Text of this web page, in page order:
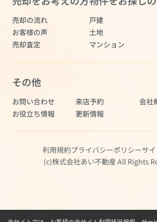
売却の流れ
お客様の声
売却査定
戸建
土地
マンション
その他
お問い合わせ 来店予約
会社
お役立ち情報
更新情報
利用規約プライバシーポリシーサ
(c)株式会社あい不動産 All Rights